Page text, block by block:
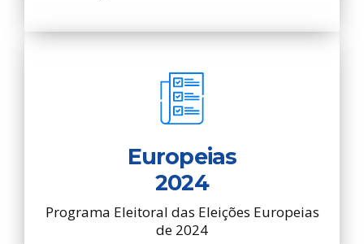
Europeias
2024
Programa Eleitoral das Eleições Europeias
de 2024